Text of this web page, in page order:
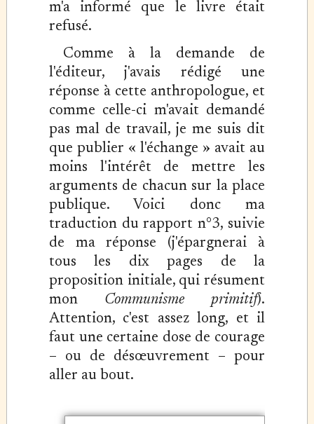
m'a informé que le livre était
refusé.
Comme à la demande de
l'éditeur, j'avais rédigé une
réponse à cette anthropologue, et
comme celle-ci m'avait demandé
pas mal de travail, je me suis dit
que publier « l'échange » avait au
moins l'intérêt de mettre les
arguments de chacun sur la place
publique. Voici donc ma
traduction du rapport n°3, suivie
de ma réponse (j'épargnerai à
tous les dix pages de la
proposition initiale, qui résument
mon Communisme primitif).
Attention, c'est assez long, et il
faut une certaine dose de courage
– ou de désœuvrement – pour
aller au bout.